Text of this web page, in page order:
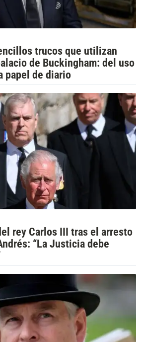
trucos que utilizan
de Buckingham: del uso
papel de diario
rey Carlos III tras el arresto
“La Justicia debe